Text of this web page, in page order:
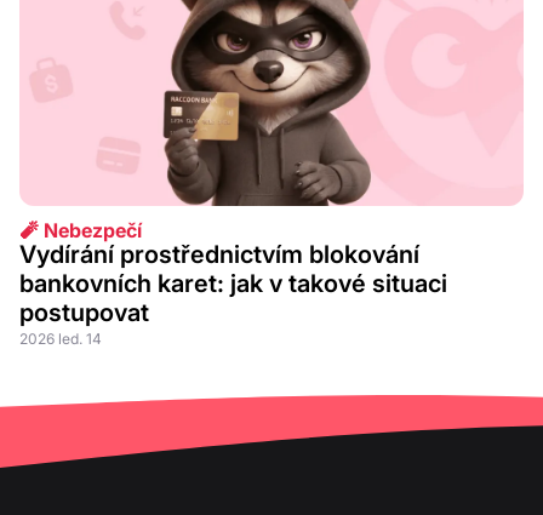
🧨 Nebezpečí
Vydírání prostřednictvím blokování
bankovních karet: jak v takové situaci
postupovat
2026 led. 14